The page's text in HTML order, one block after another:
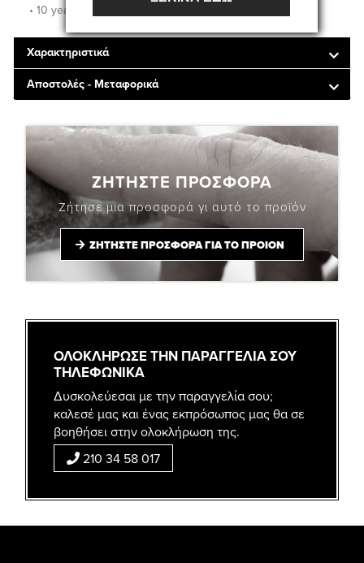
• 10 years warranty
Χαρακτηριστικά
Αποστολές - Μεταφορικά
ΖΗΤΗΣΤΕ ΠΡΟΣΦΟΡΑ
Ζήτησε μια προσφορά γι αυτό το προϊόν
ΖΗΤΗΣΤΕ ΠΡΟΣΦΟΡΑ ΓΙΑ ΤΟ ΠΡΟΙΟΝ
ΟΛΟΚΛΗΡΩΣΕ ΤΗΝ ΠΑΡΑΓΓΕΛΙΑ ΣΟΥ
ΤΗΛΕΦΩΝΙΚΑ
Δυσκολεύεσαι με την παραγγελία σου;
καλεσέ μας και ένας εκπρόσωπος μας θα σε
βοηθήσει στην ολοκλήρωση της.
210 34 58 017